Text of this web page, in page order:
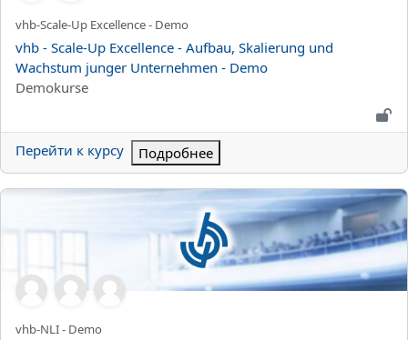
Краткое название курса
vhb-Scale-Up Excellence - Demo
Название курса
vhb - Scale-Up Excellence - Aufbau, Skalierung und
Wachstum junger Unternehmen - Demo
Категория курса
Demokurse
Перейти к курсу Подробнее
vhb - Nachhaltigkeit durch Logistik und
Краткое название курса
vhb-NLI - Demo